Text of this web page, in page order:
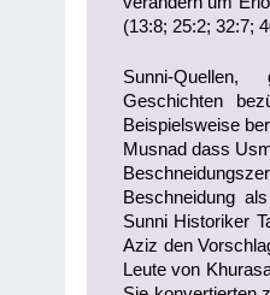
(13:8; 25:2; 32:7;
Sunni-
Geschichten
Beispielsweise
Musnad dass
Beschneidung
Sunni Historiker
Aziz den
Leute von